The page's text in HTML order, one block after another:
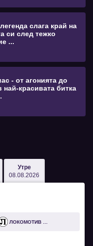
слага край на
си след тежко
...
- от агонията до
красивата битка
Утре
08.08.2026